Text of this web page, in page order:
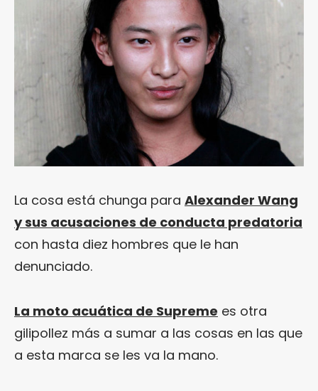
La cosa está chunga para Alexander Wang
y sus acusaciones de conducta predatoria
con hasta diez hombres que le han
denunciado.
La moto acuática de Supreme es otra
gilipollez más a sumar a las cosas en las que
a esta marca se les va la mano.